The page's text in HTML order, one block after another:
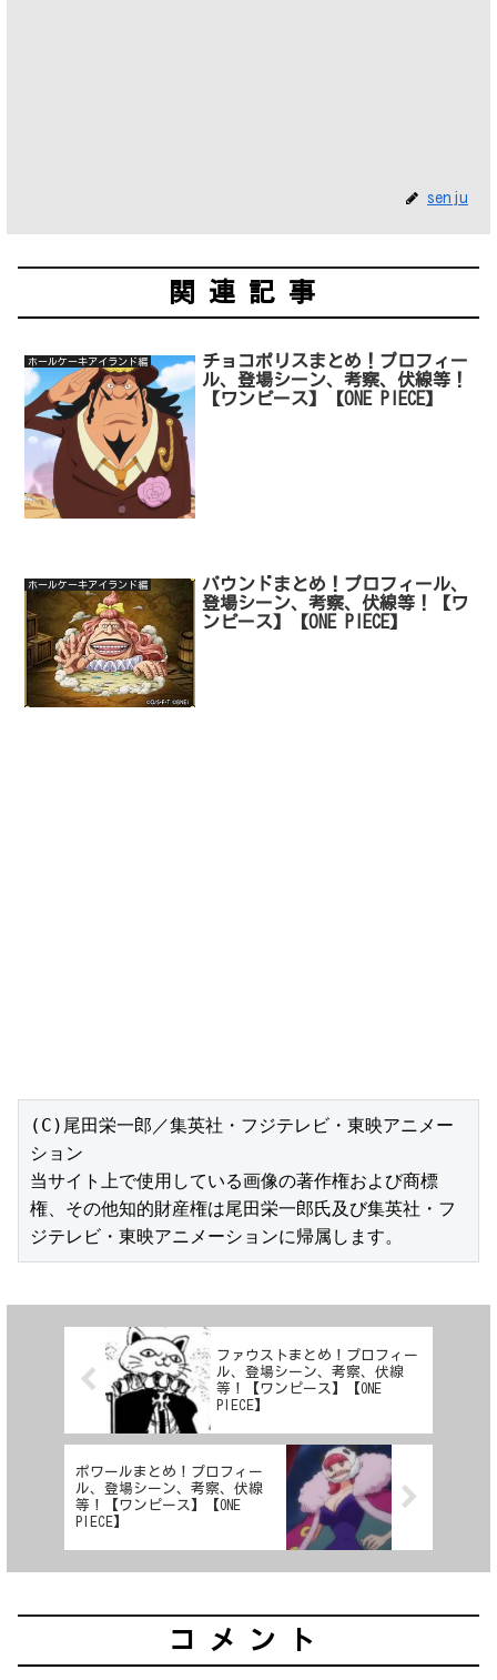
senju
関連記事
ホールケーキアイランド編
チョコポリスまとめ！プロフィー
ル、登場シーン、考察、伏線等！
【ワンピース】【ONE PIECE】
ホールケーキアイランド編
パウンドまとめ！プロフィール、
登場シーン、考察、伏線等！【ワ
ンピース】【ONE PIECE】
(C)尾田栄一郎／集英社・フジテレビ・東映アニメー
ション
当サイト上で使用している画像の著作権および商標
権、その他知的財産権は尾田栄一郎氏及び集英社・フ
ジテレビ・東映アニメーションに帰属します。
ファウストまとめ！プロフィー
ル、登場シーン、考察、伏線
等！【ワンピース】【ONE
PIECE】
ポワールまとめ！プロフィー
ル、登場シーン、考察、伏線
等！【ワンピース】【ONE
PIECE】
コメント